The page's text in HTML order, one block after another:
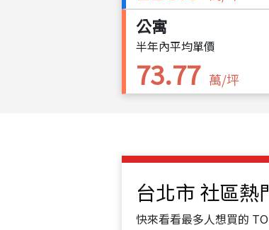
公寓
半年內平均單價
73.77 萬/坪
台北市 社區熱
快來看看最多人想買的